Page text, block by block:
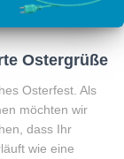
Ostergrüße
Osterfest. Als
möchten wir
dass Ihr
wie eine